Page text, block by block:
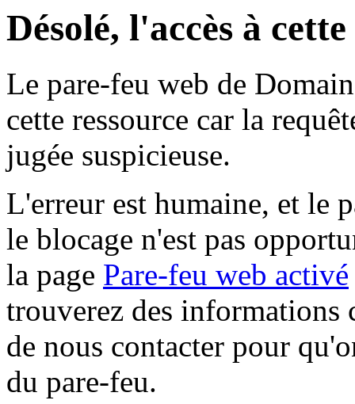
Désolé, l'accès à
Le pare-feu web de
cette ressource car la
jugée suspicieuse.
L'erreur est humaine, et le
le blocage n'est pas
la page Pare-feu web activé
trouverez des informations
de nous contacter pour
du pare-feu.